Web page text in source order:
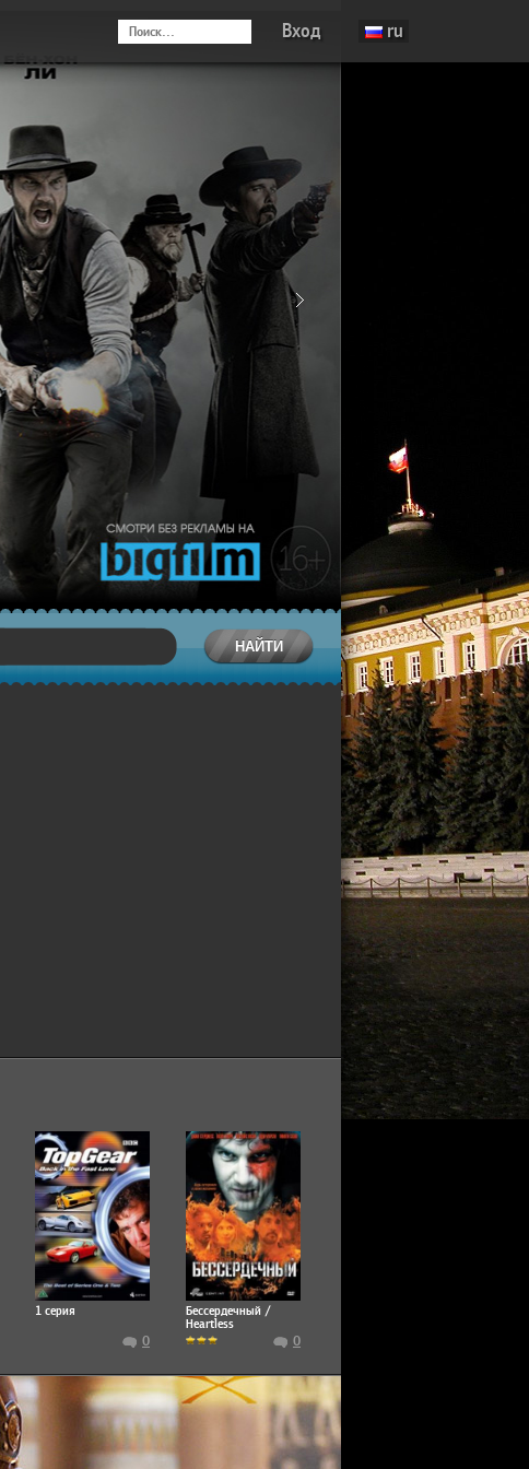
Вход ru
1 серия
0
Бессердечный /
Heartless
0